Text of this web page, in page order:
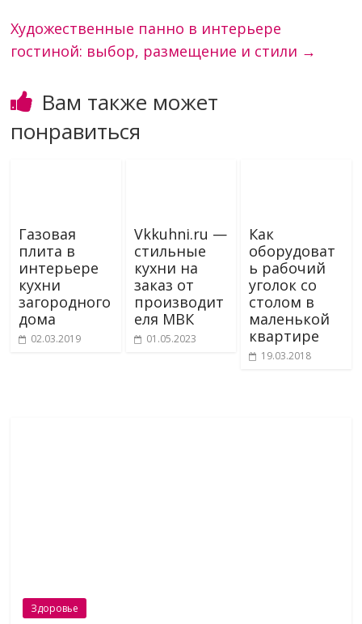
Художественные панно в интерьере
гостиной: выбор, размещение и стили →
Вам также может
понравиться
Газовая
плита в
интерьере
кухни
загородного
дома
02.03.2019
Vkkuhni.ru —
стильные
кухни на
заказ от
производит
еля МВК
01.05.2023
Как
оборудоват
ь рабочий
уголок со
столом в
маленькой
квартире
19.03.2018
Здоровье